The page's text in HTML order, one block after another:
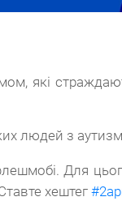
які
людей з
Для
хештег